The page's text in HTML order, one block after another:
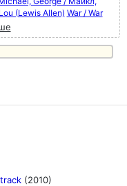
(Lewis Allen) War / War
(2010)